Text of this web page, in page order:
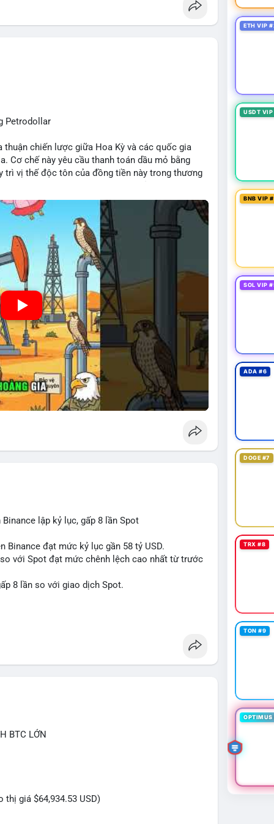
Petrodollar
chiến lược giữa Hoa Kỳ và các quốc gia
Cơ chế này yêu cầu thanh toán dầu mỏ bằng
trì vị thế độc tôn của đồng tiền này trong thương
đến dòng vốn toàn cầu.
lập kỷ lục, gấp 8 lần Spot
Binance đạt mức kỷ lục gần 58 tỷ USD.
với Spot đạt mức chênh lệch cao nhất từ trước
8 lần so với giao dịch Spot.
BTC LỚN
thị giá $64,934.53 USD)
ETH VIP
USDT
BNB VIP
SOL VIP
ADA #6
DOGE #7
TRX #8
TON #9
OPTIMUS